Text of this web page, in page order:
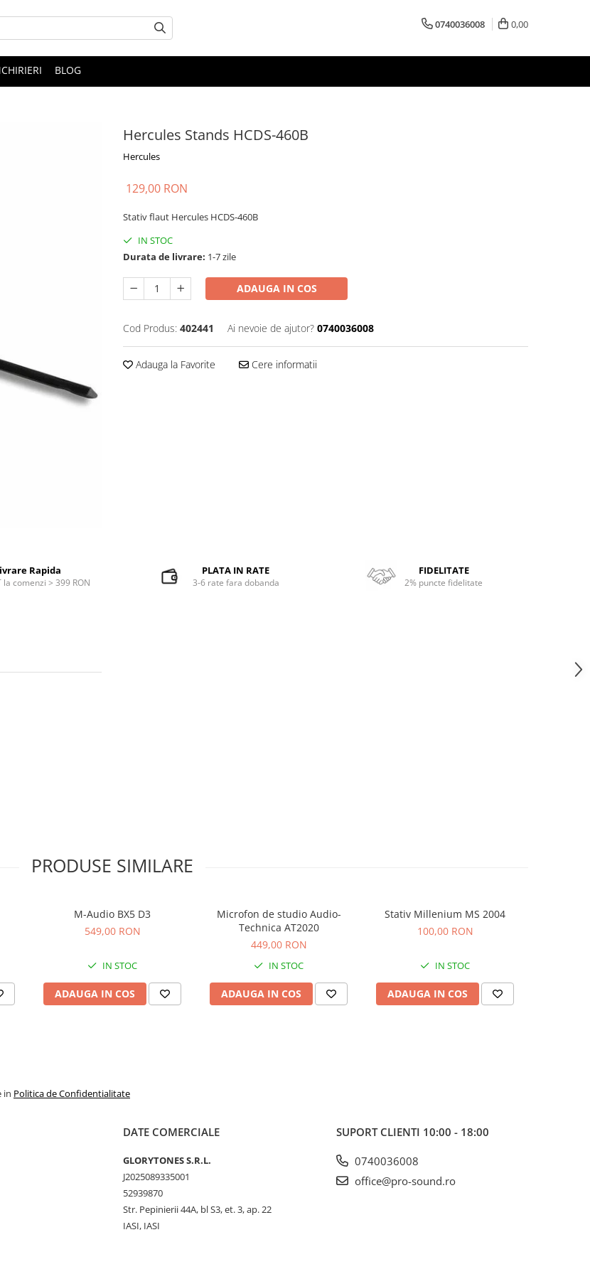
0740036008 0,00
BLOG
Hercules Stands HCDS-460B
Hercules
129,00 RON
Stativ flaut Hercules HCDS-460B
IN STOC
Durata de livrare: 1-7 zile
ADAUGA IN COS
Cod Produs: 402441 Ai nevoie de ajutor? 0740036008
Adauga la Favorite Cere informatii
Rapida
la comenzi > 399 RON
PLATA IN RATE
3-6 rate fara dobanda
FIDELITATE
2% puncte fidelitate
PRODUSE SIMILARE
M-Audio BX5 D3
549,00 RON
IN STOC
ADAUGA IN COS
Microfon de studio Audio-
Technica AT2020
449,00 RON
IN STOC
ADAUGA IN COS
Stativ Millenium MS 2004
100,00 RON
IN STOC
ADAUGA IN COS
in Politica de Confidentialitate
DATE COMERCIALE
GLORYTONES S.R.L.
J2025089335001
52939870
Str. Pepinierii 44A, bl S3, et. 3, ap. 22
IASI, IASI
SUPORT CLIENTI 10:00 - 18:00
0740036008
office@pro-sound.ro